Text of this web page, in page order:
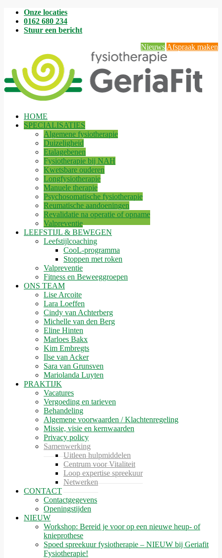
Onze locaties
0162 680 234
Stuur een bericht
Nieuws Afspraak maken
HOME
SPECIALISATIES
Algemene fysiotherapie
Duizeligheid
Etalagebenen
Fysiotherapie bij NAH
Kwetsbare ouderen
Longfysiotherapie
Manuele therapie
Psychosomatische fysiotherapie
Reumatische aandoeningen
Revalidatie na operatie of opname
Valpreventie
LEEFSTIJL & BEWEGEN
Leefstijlcoaching
CooL-programma
Stoppen met roken
Valpreventie
Fitness en Beweeggroepen
ONS TEAM
Lise Arcoite
Lara Loeffen
Cindy van Achterberg
Michelle van den Berg
Eline Hinten
Marloes Bakx
Kim Embregts
Ilse van Acker
Sara van Grunsven
Mariolanda Luyten
PRAKTIJK
Vacatures
Vergoeding en tarieven
Behandeling
Algemene voorwaarden / Klachtenregeling
Missie, visie en kernwaarden
Privacy policy
Samenwerking
Uitleen hulpmiddelen
Centrum voor Vitaliteit
Loop expertise spreekuur
Netwerken
CONTACT
Contactgegevens
Openingstijden
NIEUW
Workshop: Bereid je voor op een nieuwe heup- of
knieprothese
Spoed spreekuur fysiotherapie – NIEUW bij Geriafit
Fysiotherapie!